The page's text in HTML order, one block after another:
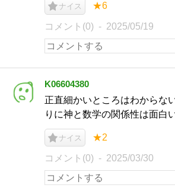
ナイス ★6
コメント(0) 2025/05/19
K06604380
正直細かいところはわからな
りに神と数学の関係性は面白
ナイス ★2
コメント(0) 2025/03/30